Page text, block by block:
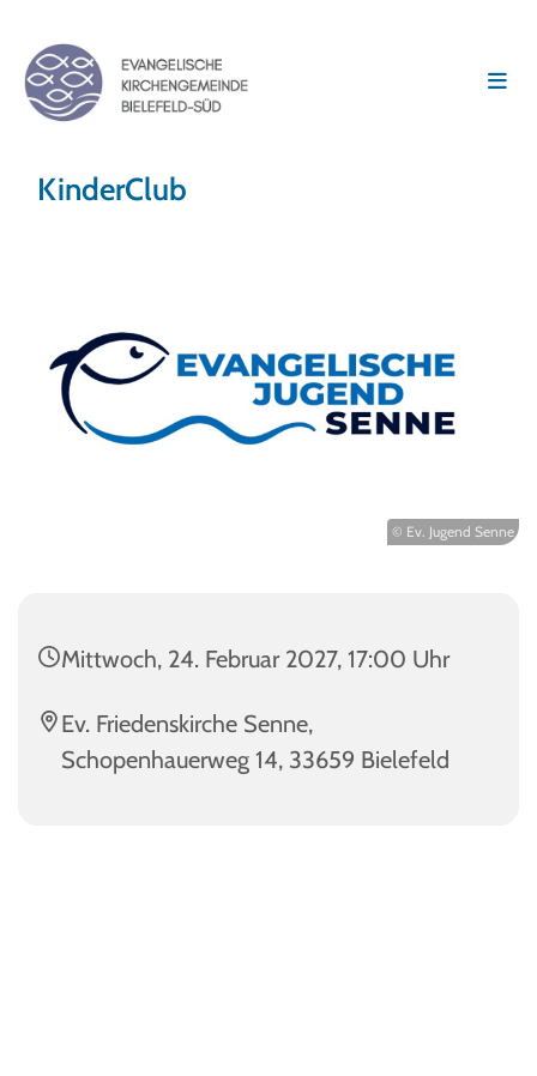
KinderClub
© Ev. Jugend Senne
Mittwoch, 24. Februar 2027, 17:00 Uhr
Ev. Friedenskirche Senne,
Schopenhauerweg 14, 33659 Bielefeld